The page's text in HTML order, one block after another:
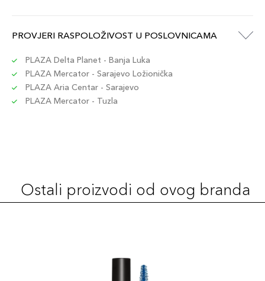
PROVJERI RASPOLOŽIVOST U POSLOVNICAMA
PLAZA Delta Planet - Banja Luka
PLAZA Mercator - Sarajevo Ložionička
PLAZA Aria Centar - Sarajevo
PLAZA Mercator - Tuzla
Ostali proizvodi od ovog branda